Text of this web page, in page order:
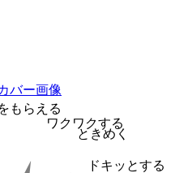
もらえる
ワクワクする
ときめく
ドキッとする